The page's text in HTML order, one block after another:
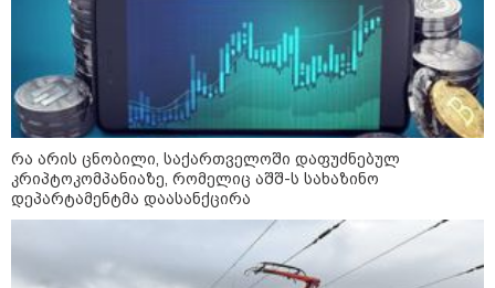
9
აგვისტო
დღის ზოგადი
ასტროლოგიური
პროგნოზი
რა არის ცნობილი, საქართველოში დაფუძნებულ
კრიპტოკომპანიაზე, რომელიც აშშ-ს სახაზინო
დეპარტამენტმა დაასანქცირა